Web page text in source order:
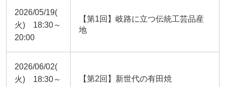
2026/05/19(
火) 18:30～
20:00
【第1回】岐路に立つ伝統工芸品産
地
2026/06/02(
火) 18:30～
【第2回】新世代の有田焼